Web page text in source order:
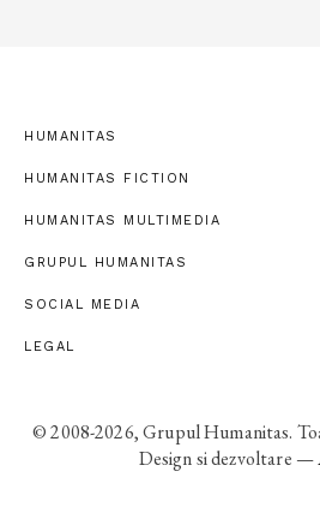
HUMANITAS
HUMANITAS FICTION
HUMANITAS MULTIMEDIA
GRUPUL HUMANITAS
SOCIAL MEDIA
LEGAL
© 2008-2026, Grupul Humanitas.
Design si dezvoltare —